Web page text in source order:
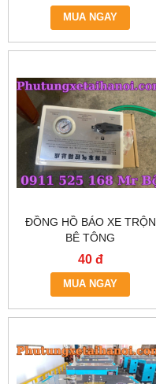
MUA NGAY
ĐỒNG HỒ BÁO XE TRỘN
BÊ TÔNG
40 đ
MUA NGAY